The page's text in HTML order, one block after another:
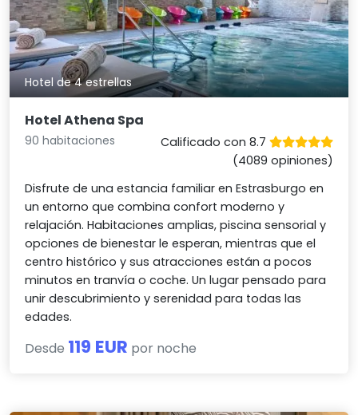
Hotel de 4 estrellas
Hotel Athena Spa
90 habitaciones
Calificado con 8.7
(4089 opiniones)
Disfrute de una estancia familiar en Estrasburgo en
un entorno que combina confort moderno y
relajación. Habitaciones amplias, piscina sensorial y
opciones de bienestar le esperan, mientras que el
centro histórico y sus atracciones están a pocos
minutos en tranvía o coche. Un lugar pensado para
unir descubrimiento y serenidad para todas las
edades.
Desde 119 EUR por noche